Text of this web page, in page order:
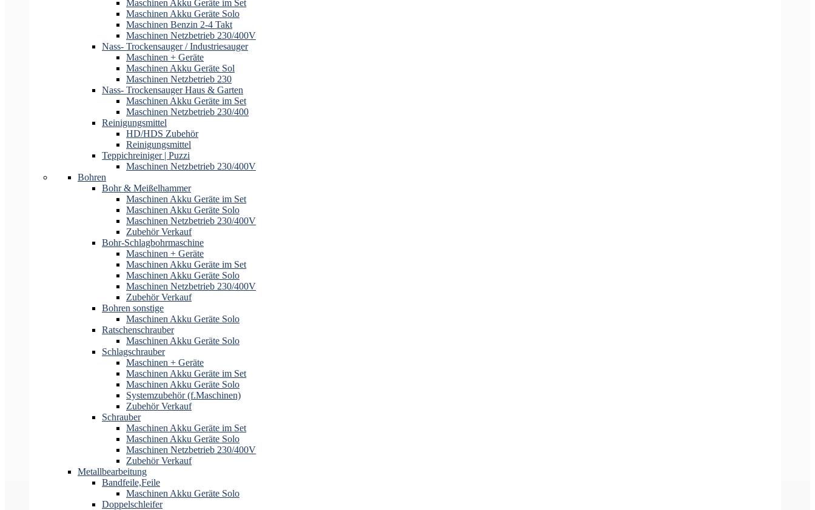
Maschinen Akku Geräte im Set
Maschinen Akku Geräte Solo
Maschinen Benzin 2-4 Takt
Maschinen Netzbetrieb 230/400V
Nass- Trockensauger / Industriesauger
Maschinen + Geräte
Maschinen Akku Geräte Sol
Maschinen Netzbetrieb 230
Nass- Trockensauger Haus & Garten
Maschinen Akku Geräte im Set
Maschinen Netzbetrieb 230/400
Reinigungsmittel
HD/HDS Zubehör
Reinigungsmittel
Teppichreiniger | Puzzi
Maschinen Netzbetrieb 230/400V
Bohren
Bohr & Meißelhammer
Maschinen Akku Geräte im Set
Maschinen Akku Geräte Solo
Maschinen Netzbetrieb 230/400V
Zubehör Verkauf
Bohr-Schlagbohrmaschine
Maschinen + Geräte
Maschinen Akku Geräte im Set
Maschinen Akku Geräte Solo
Maschinen Netzbetrieb 230/400V
Zubehör Verkauf
Bohren sonstige
Maschinen Akku Geräte Solo
Ratschenschrauber
Maschinen Akku Geräte Solo
Schlagschrauber
Maschinen + Geräte
Maschinen Akku Geräte im Set
Maschinen Akku Geräte Solo
Systemzubehör (f.Maschinen)
Zubehör Verkauf
Schrauber
Maschinen Akku Geräte im Set
Maschinen Akku Geräte Solo
Maschinen Netzbetrieb 230/400V
Zubehör Verkauf
Metallbearbeitung
Bandfeile,Feile
Maschinen Akku Geräte Solo
Doppelschleifer